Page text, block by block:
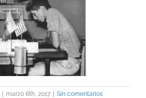
| marzo 6th, 2017 | Sin comentarios